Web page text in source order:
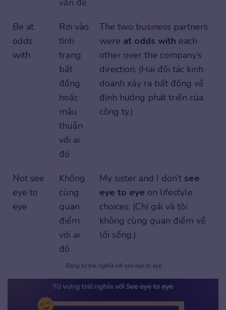
Be at
odds
with
Rơi vào
tình
trạng
bất
đồng
hoặc
mâu
thuẫn
với ai
đó
The two business partners
were at odds with each
other over the company’s
direction. (Hai đối tác kinh
doanh xảy ra bất đồng về
định hướng phát triển của
công ty.)
Not see
eye to
eye
Không
cùng
quan
điểm
với ai
đó
My sister and I don’t see
eye to eye on lifestyle
choices. (Chị gái và tôi
không cùng quan điểm về
lối sống.)
Bảng từ trái nghĩa với see eye to eye